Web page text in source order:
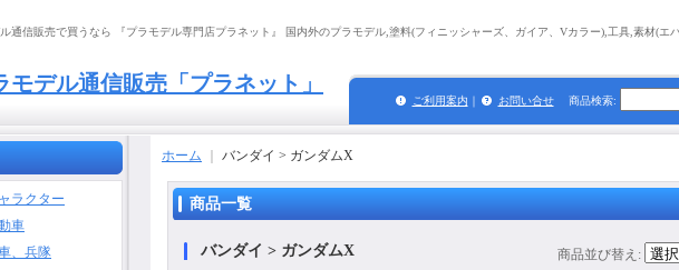
通信販売で買うなら 『プラモデル専門店プラネット』 国内外のプラモデル,塗料(フィニッシャーズ、ガイア、Vカラー),工具,素材(エ
モデル通信販売「プラネット」
ご利用案内 ｜ お問い合せ 商品検索:
ラクター
車
、兵隊
ホーム バンダイ > ガンダムX
商品一覧
バンダイ > ガンダムX 商品並び替え :